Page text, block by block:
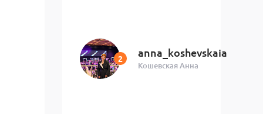
anna_koshevskaia
Кошевская Анна